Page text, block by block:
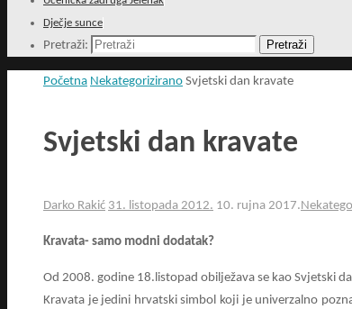
Dječje sunce
Pretraži: Pretraži
Početna Nekategorizirano Svjetski dan kravate
Svjetski dan kravate
Darko Rakić 31. listopada 2012. 10. rujna 2017.
Kravata- samo modni dodatak?
Od 2008. godine 18.listopad obilježava se kao Svjetski
Kravata je jedini hrvatski simbol koji je univerzalno